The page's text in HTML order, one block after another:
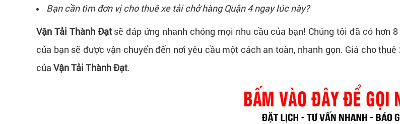
Bạn cần tìm đơn vị cho thuê xe tải chở hàng Quận 4 ngay lúc này?
Vận Tải Thành Đạtsẽ đáp ứng nhanh chóng mọi nhu cầu của bạn! Chúng tôi đã có hơn
của bạn sẽ được vận chuyển đến nơi yêu cầu một cách an toàn, nhanh gọn. Giá cho thuê
của Vận Tải Thành Đạt.